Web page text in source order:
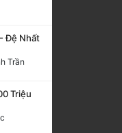
Đệ Nhất
Trần
Triệu